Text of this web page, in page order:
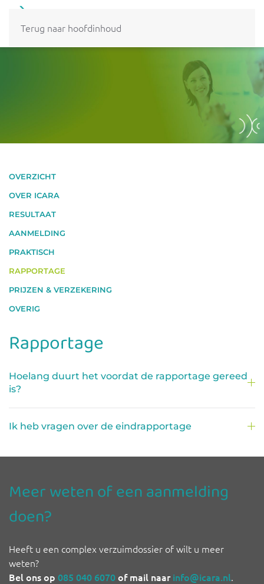
Terug naar hoofdinhoud
OVERZICHT
OVER ICARA
RESULTAAT
AANMELDING
PRAKTISCH
RAPPORTAGE
PRIJZEN & VERZEKERING
OVERIG
Rapportage
Hoelang duurt het voordat de rapportage gereed
is?
Ik heb vragen over de eindrapportage
Meer weten of een aanmelding
doen?
Heeft u een complex verzuimdossier of wilt u meer
weten?
Bel ons op 085 040 6070of mail naarinfo@icara.nl.